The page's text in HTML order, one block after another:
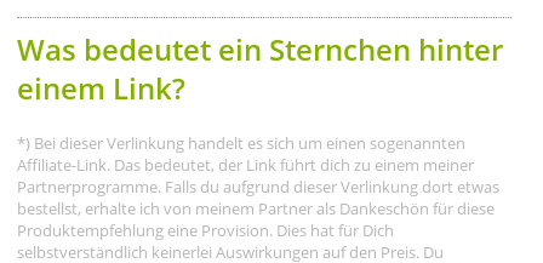
Was bedeutet ein Sternchen hinter
einem Link?
*) Bei dieser Verlinkung handelt es sich um einen sogenannten
Affiliate-Link. Das bedeutet, der Link führt dich zu einem meiner
Partnerprogramme. Falls du aufgrund dieser Verlinkung dort etwas
bestellst, erhalte ich von meinem Partner als Dankeschön für diese
Produktempfehlung eine Provision. Dies hat für Dich
selbstverständlich keinerlei Auswirkungen auf den Preis. Du